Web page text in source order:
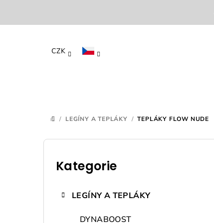
CZK
DOMŮ
/ LEGÍNY A TEPLÁKY / TEPLÁKY FLOW NUDE
P
Přeskočit
kategorie
Kategorie
LEGÍNY A TEPLÁKY
DYNABOOST